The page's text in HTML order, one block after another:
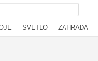
SVĚTLO ZAHRADA